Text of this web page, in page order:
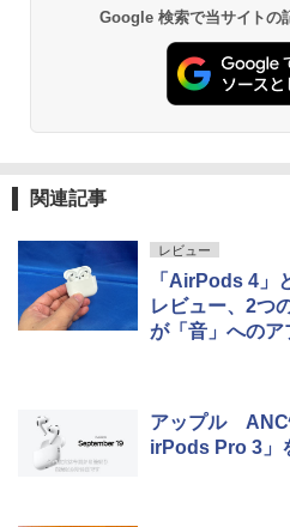
Google 検索で当サイトの
関連記事
レビュー
「AirPods 4」
レビュー、2つ
が「音」への
アップル ANC
irPods Pro 3」